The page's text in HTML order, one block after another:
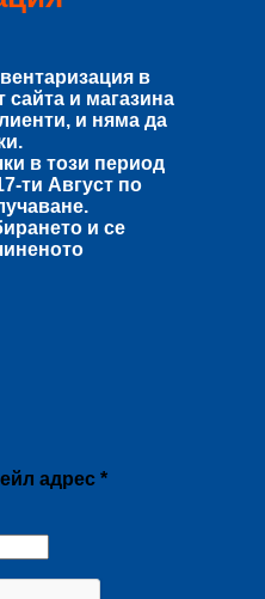
в
сайта и магазина
и няма да
в този период
ти Август по
и се
адрес *Задължително